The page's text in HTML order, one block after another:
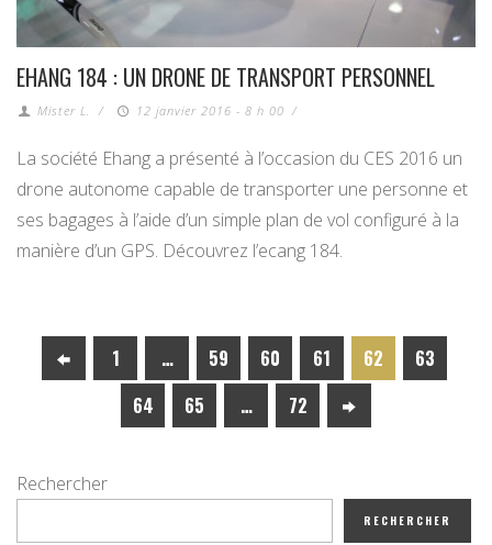
EHANG 184 : UN DRONE DE TRANSPORT PERSONNEL
Mister L. / 12 janvier 2016 - 8 h 00 /
La société Ehang a présenté à l’occasion du CES 2016 un
drone autonome capable de transporter une personne et
ses bagages à l’aide d’un simple plan de vol configuré à la
manière d’un GPS. Découvrez l’ecang 184.
1 … 59 60 61 62
63
64
65 … 72
Rechercher
RECHERCHER